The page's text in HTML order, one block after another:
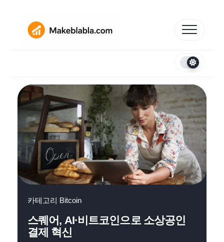
content
카테고리 Bitcoin
스퀘어, AI·비트코인으로 소상공인
결제 혁신